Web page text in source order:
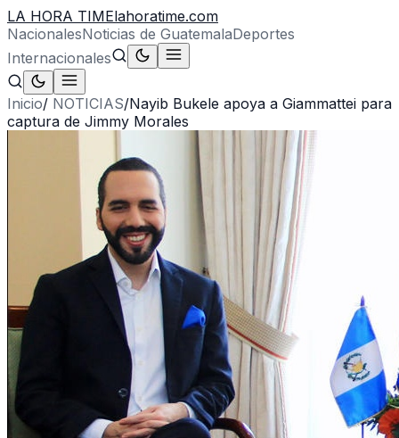
LA HORA TIMElahoratime.com
NacionalesNoticias de GuatemalaDeportes
Internacionales
Inicio/ NOTICIAS/Nayib Bukele apoya a Giammattei para
captura de Jimmy Morales